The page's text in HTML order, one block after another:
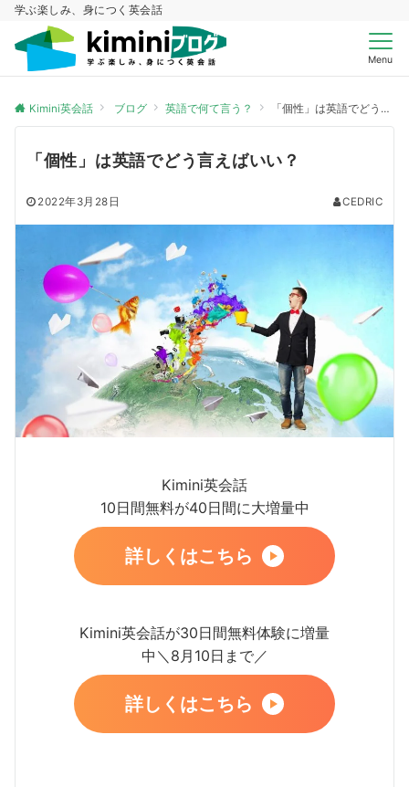
学ぶ楽しみ、身につく英会話
Menu
Kimini英会話 ブログ 英語で何て言う？ 「個性」は英語でどう言えばいい？
「個性」は英語でどう言えばいい？
2022年3月28日 CEDRIC
Kimini英会話
10日間無料が40日間に大増量中
詳しくはこちら
Kimini英会話が30日間無料体験に増量
中＼8月10日まで／
詳しくはこちら